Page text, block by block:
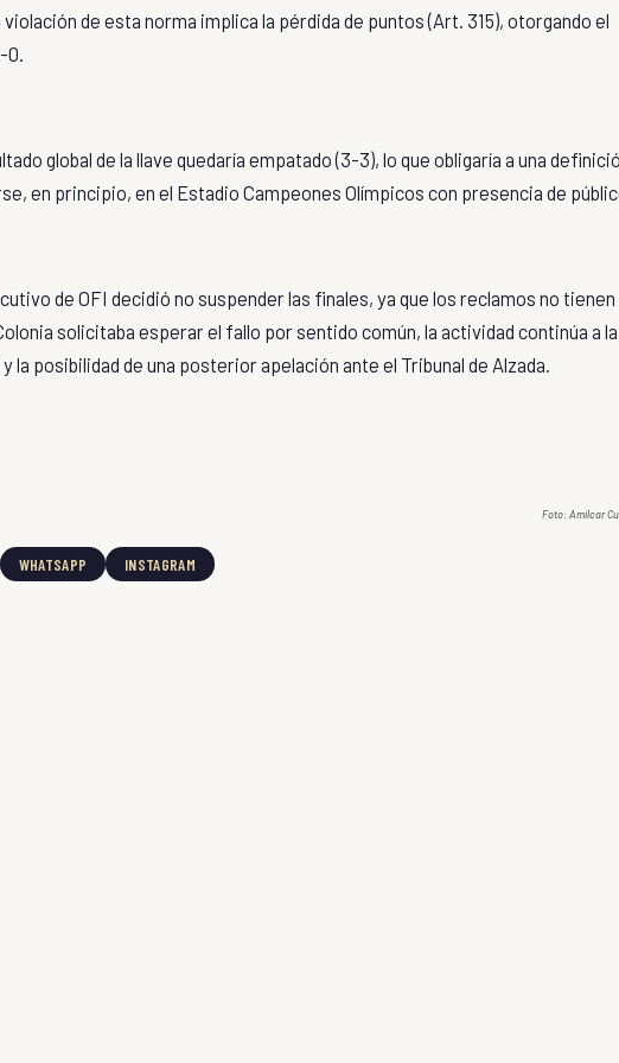
de esta norma implica la pérdida de puntos (Art. 315), otorgando el
global de la llave quedaría empatado (3-3), lo que obligaría a una
en principio, en el Estadio Campeones Olímpicos con presencia de
de OFI decidió no suspender las finales, ya que los reclamos no tienen
solicitaba esperar el fallo por sentido común, la actividad continúa a la
la posibilidad de una posterior apelación ante el Tribunal de Alzada
Foto: Amilcar
WHATSAPP INSTAGRAM